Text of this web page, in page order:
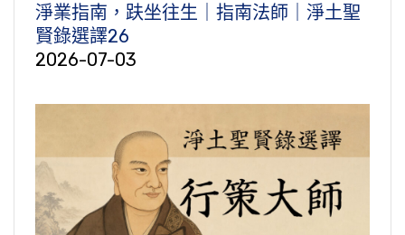
淨業指南，趺坐往生｜指南法師｜淨土聖
賢錄選譯26
2026-07-03